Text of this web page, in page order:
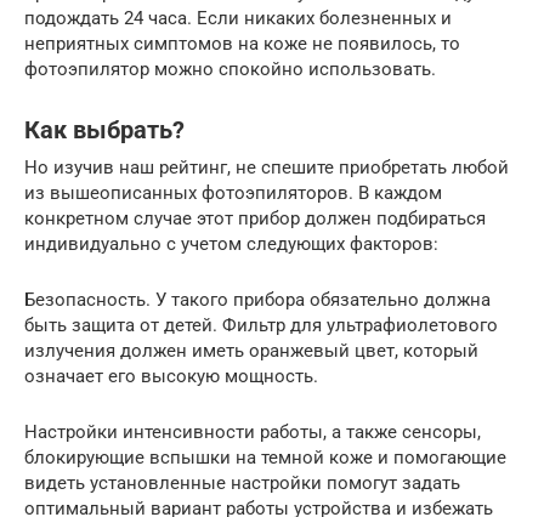
подождать 24 часа. Если никаких болезненных и
неприятных симптомов на коже не появилось, то
фотоэпилятор можно спокойно использовать.
Как выбрать?
Но изучив наш рейтинг, не спешите приобретать любой
из вышеописанных фотоэпиляторов. В каждом
конкретном случае этот прибор должен подбираться
индивидуально с учетом следующих факторов:
Безопасность. У такого прибора обязательно должна
быть защита от детей. Фильтр для ультрафиолетового
излучения должен иметь оранжевый цвет, который
означает его высокую мощность.
Настройки интенсивности работы, а также сенсоры,
блокирующие вспышки на темной коже и помогающие
видеть установленные настройки помогут задать
оптимальный вариант работы устройства и избежать